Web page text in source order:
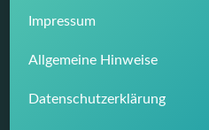
Impressum
Allgemeine Hinweise
Datenschutzerklärung